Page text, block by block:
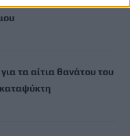
τα αίτια θανάτου του